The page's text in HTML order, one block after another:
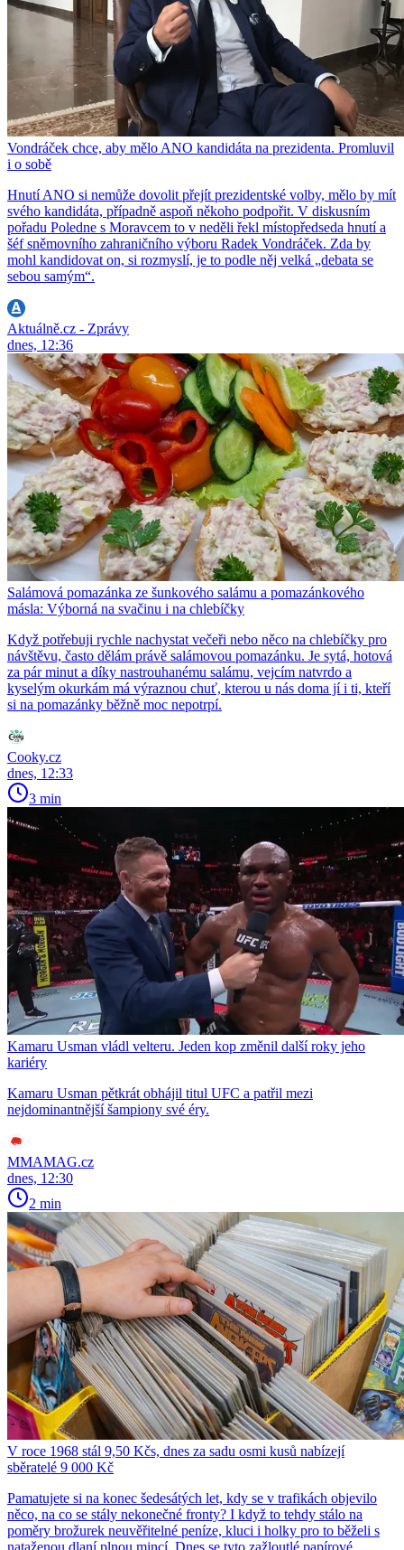
Vondráček chce, aby mělo ANO kandidáta na prezidenta. Promluvil
i o sobě
Hnutí ANO si nemůže dovolit přejít prezidentské volby, mělo by mít
svého kandidáta, případně aspoň někoho podpořit. V diskusním
pořadu Poledne s Moravcem to v neděli řekl místopředseda hnutí a
šéf sněmovního zahraničního výboru Radek Vondráček. Zda by
mohl kandidovat on, si rozmyslí, je to podle něj velká „debata se
sebou samým“.
Aktuálně.cz - Zprávy
dnes, 12:36
Salámová pomazánka ze šunkového salámu a pomazánkového
másla: Výborná na svačinu i na chlebíčky
Když potřebuji rychle nachystat večeři nebo něco na chlebíčky pro
návštěvu, často dělám právě salámovou pomazánku. Je sytá, hotová
za pár minut a díky nastrouhanému salámu, vejcím natvrdo a
kyselým okurkám má výraznou chuť, kterou u nás doma jí i ti, kteří
si na pomazánky běžně moc nepotrpí.
Cooky.cz
dnes, 12:33
3 min
Kamaru Usman vládl velteru. Jeden kop změnil další roky jeho
kariéry
Kamaru Usman pětkrát obhájil titul UFC a patřil mezi
nejdominantnější šampiony své éry.
MMAMAG.cz
dnes, 12:30
2 min
V roce 1968 stál 9,50 Kčs, dnes za sadu osmi kusů nabízejí
sběratelé 9 000 Kč
Pamatujete si na konec šedesátých let, kdy se v trafikách objevilo
něco, na co se stály nekonečné fronty? I když to tehdy stálo na
poměry brožurek neuvěřitelné peníze, kluci i holky pro to běželi s
nataženou dlaní plnou mincí. Dnes se tyto zažloutlé papírové